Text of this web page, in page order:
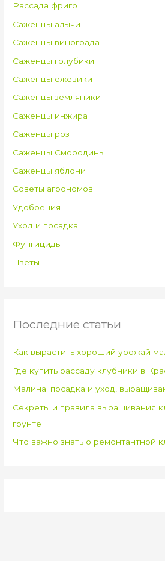
Рассада фриго
Саженцы алычи
Саженцы винограда
Саженцы голубики
Саженцы ежевики
Саженцы земляники
Саженцы инжира
Саженцы роз
Саженцы Смородины
Саженцы яблони
Советы агрономов
Удобрения
Уход и посадка
Фунгициды
Цветы
Последние статьи
Как вырастить хороший урожай
Где купить рассаду клубники в
Малина: посадка и уход,
Секреты и правила выращивания
грунте
Что важно знать о ремонтантной